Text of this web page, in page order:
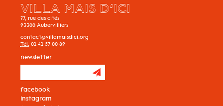
newsletter
facebook
instagram
VILLA MAIS D’ICI
77, rue des cités
93300 Aubervilliers
contact@villamaisdici.org
Tél. 01 41 57 00 89